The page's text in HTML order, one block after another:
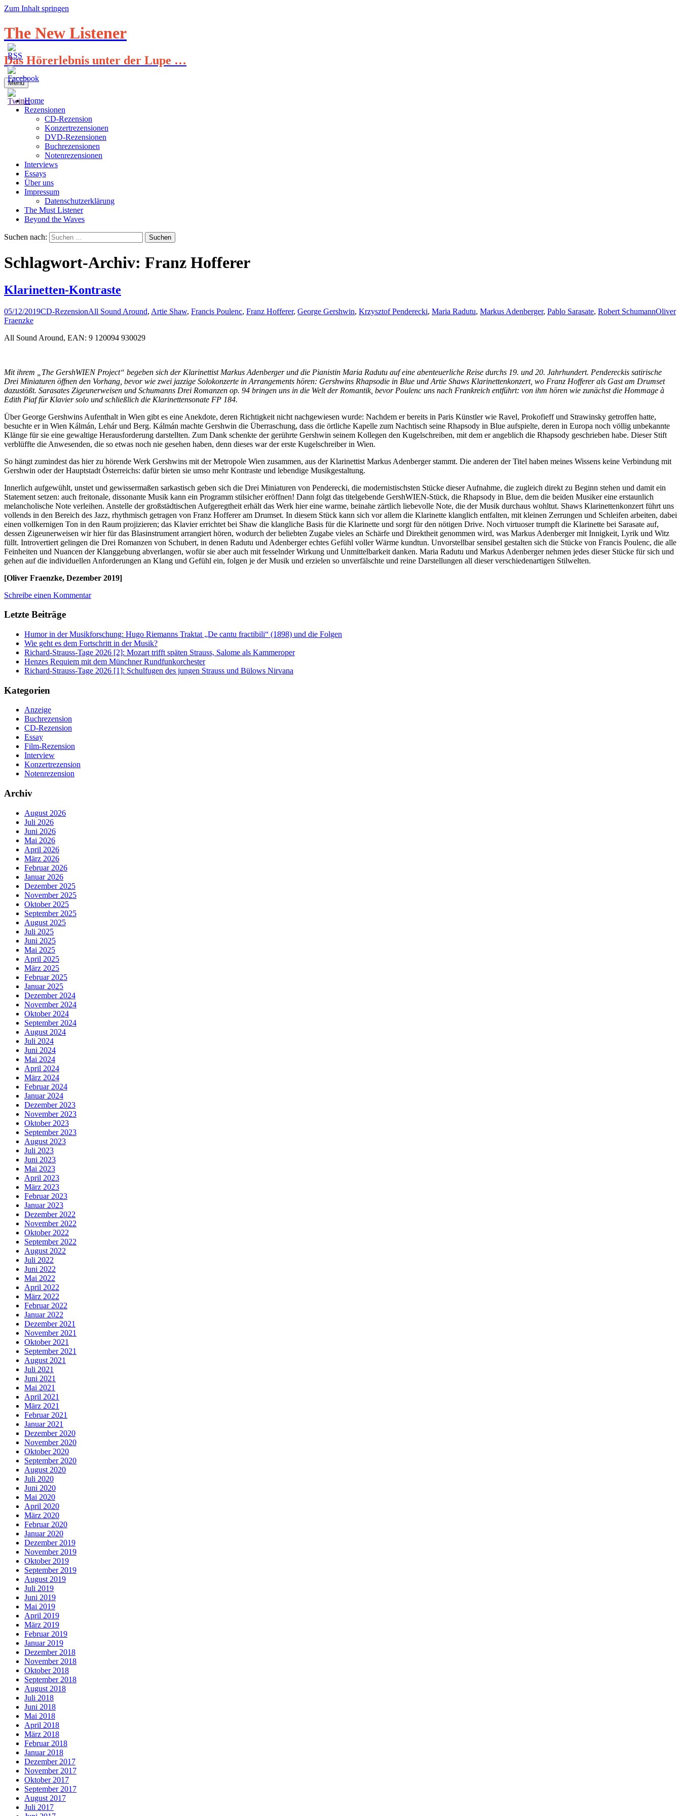
Zum Inhalt springen
The New Listener
Das Hörerlebnis unter der Lupe …
Menü
Home
Rezensionen
CD-Rezension
Konzertrezensionen
DVD-Rezensionen
Buchrezensionen
Notenrezensionen
Interviews
Essays
Über uns
Impressum
Datenschutzerklärung
The Must Listener
Beyond the Waves
Suchen nach:
Schlagwort-Archiv: Franz Hofferer
Klarinetten-Kontraste
05/12/2019CD-RezensionAll Sound Around, Artie Shaw, Francis Poulenc, Franz Hofferer, George Gershwin, Krzysztof Penderecki, Maria Radutu, Markus Adenberger, Pablo Sarasate, Robert SchumannOliver
Fraenzke
All Sound Around, EAN: 9 120094 930029
Mit ihrem „The GershWIEN Project“ begeben sich der Klarinettist Markus Adenberger und die Pianistin Maria Radutu auf eine abenteuerliche Reise durchs 19. und 20. Jahrhundert. Pendereckis satirische
Drei Miniaturen öffnen den Vorhang, bevor wie zwei jazzige Solokonzerte in Arrangements hören: Gershwins Rhapsodie in Blue und Artie Shaws Klarinettenkonzert, wo Franz Hofferer als Gast am Drumset
dazustößt. Sarasates Zigeunerweisen und Schumanns Drei Romanzen op. 94 bringen uns in die Welt der Romantik, bevor Poulenc uns nach Frankreich entführt: von ihm hören wie zunächst die Hommage à
Edith Piaf für Klavier solo und schließlich die Klarinettensonate FP 184.
Über George Gershwins Aufenthalt in Wien gibt es eine Anekdote, deren Richtigkeit nicht nachgewiesen wurde: Nachdem er bereits in Paris Künstler wie Ravel, Prokofieff und Strawinsky getroffen hatte,
besuchte er in Wien Kálmán, Lehár und Berg. Kálmán machte Gershwin die Überraschung, dass die örtliche Kapelle zum Nachtisch seine Rhapsody in Blue aufspielte, deren in Europa noch völlig unbekannte
Klänge für sie eine gewaltige Herausforderung darstellten. Zum Dank schenkte der gerührte Gershwin seinem Kollegen den Kugelschreiben, mit dem er angeblich die Rhapsody geschrieben habe. Dieser Stift
verblüffte die Anwesenden, die so etwas noch nie gesehen haben, denn dieses war der erste Kugelschreiber in Wien.
So hängt zumindest das hier zu hörende Werk Gershwins mit der Metropole Wien zusammen, aus der Klarinettist Markus Adenberger stammt. Die anderen der Titel haben meines Wissens keine Verbindung mit
Gershwin oder der Hauptstadt Österreichs: dafür bieten sie umso mehr Kontraste und lebendige Musikgestaltung.
Innerlich aufgewühlt, unstet und gewissermaßen sarkastisch geben sich die Drei Miniaturen von Penderecki, die modernistischsten Stücke dieser Aufnahme, die zugleich direkt zu Beginn stehen und damit ein
Statement setzen: auch freitonale, dissonante Musik kann ein Programm stilsicher eröffnen! Dann folgt das titelgebende GershWIEN-Stück, die Rhapsody in Blue, dem die beiden Musiker eine erstaunlich
melancholische Note verleihen. Anstelle der großstädtischen Aufgeregtheit erhält das Werk hier eine warme, beinahe zärtlich liebevolle Note, die der Musik durchaus wohltut. Shaws Klarinettenkonzert führt uns
vollends in den Bereich des Jazz, rhythmisch getragen von Franz Hofferer am Drumset. In diesem Stück kann sich vor allem die Klarinette klanglich entfalten, mit kleinen Zerrungen und Schleifen arbeiten, dabei
einen vollkernigen Ton in den Raum projizieren; das Klavier errichtet bei Shaw die klangliche Basis für die Klarinette und sorgt für den nötigen Drive. Noch virtuoser trumpft die Klarinette bei Sarasate auf,
dessen Zigeunerweisen wir hier für das Blasinstrument arrangiert hören, wodurch der beliebten Zugabe vieles an Schärfe und Direktheit genommen wird, was Markus Adenberger mit Innigkeit, Lyrik und Witz
füllt. Introvertiert gelingen die Drei Romanzen von Schubert, in denen Radutu und Adenberger echtes Gefühl voller Wärme kundtun. Unvorstellbar sensibel gestalten sich die Stücke von Francis Poulenc, die alle
Feinheiten und Nuancen der Klanggebung abverlangen, wofür sie aber auch mit fesselnder Wirkung und Unmittelbarkeit danken. Maria Radutu und Markus Adenberger nehmen jedes dieser Stücke für sich und
gehen auf die individuellen Anforderungen an Klang und Gefühl ein, folgen je der Musik und erzielen so unverfälschte und reine Darstellungen all dieser verschiedenartigen Stilwelten.
[Oliver Fraenzke, Dezember 2019]
Schreibe einen Kommentar
Letzte Beiträge
Humor in der Musikforschung: Hugo Riemanns Traktat „De cantu fractibili“ (1898) und die Folgen
Wie geht es dem Fortschritt in der Musik?
Richard-Strauss-Tage 2026 [2]: Mozart trifft späten Strauss, Salome als Kammeroper
Henzes Requiem mit dem Münchner Rundfunkorchester
Richard-Strauss-Tage 2026 [1]: Schulfugen des jungen Strauss und Bülows Nirvana
Kategorien
Anzeige
Buchrezension
CD-Rezension
Essay
Film-Rezension
Interview
Konzertrezension
Notenrezension
Archiv
August 2026
Juli 2026
Juni 2026
Mai 2026
April 2026
März 2026
Februar 2026
Januar 2026
Dezember 2025
November 2025
Oktober 2025
September 2025
August 2025
Juli 2025
Juni 2025
Mai 2025
April 2025
März 2025
Februar 2025
Januar 2025
Dezember 2024
November 2024
Oktober 2024
September 2024
August 2024
Juli 2024
Juni 2024
Mai 2024
April 2024
März 2024
Februar 2024
Januar 2024
Dezember 2023
November 2023
Oktober 2023
September 2023
August 2023
Juli 2023
Juni 2023
Mai 2023
April 2023
März 2023
Februar 2023
Januar 2023
Dezember 2022
November 2022
Oktober 2022
September 2022
August 2022
Juli 2022
Juni 2022
Mai 2022
April 2022
März 2022
Februar 2022
Januar 2022
Dezember 2021
November 2021
Oktober 2021
September 2021
August 2021
Juli 2021
Juni 2021
Mai 2021
April 2021
März 2021
Februar 2021
Januar 2021
Dezember 2020
November 2020
Oktober 2020
September 2020
August 2020
Juli 2020
Juni 2020
Mai 2020
April 2020
März 2020
Februar 2020
Januar 2020
Dezember 2019
November 2019
Oktober 2019
September 2019
August 2019
Juli 2019
Juni 2019
Mai 2019
April 2019
März 2019
Februar 2019
Januar 2019
Dezember 2018
November 2018
Oktober 2018
September 2018
August 2018
Juli 2018
Juni 2018
Mai 2018
April 2018
März 2018
Februar 2018
Januar 2018
Dezember 2017
November 2017
Oktober 2017
September 2017
August 2017
Juli 2017